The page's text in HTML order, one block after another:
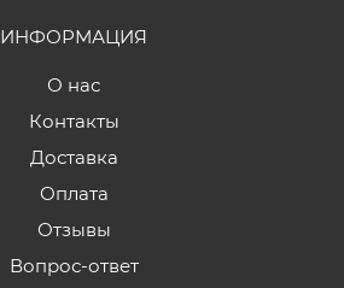
ИНФОРМАЦИЯ
О нас
Контакты
Доставка
Оплата
Отзывы
Вопрос-ответ